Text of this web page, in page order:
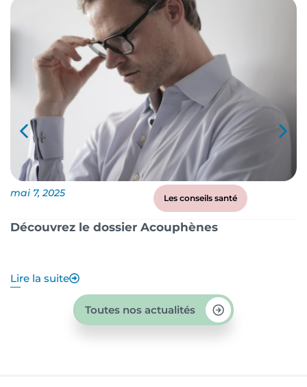
mai 7, 2025 Les conseils santé
Découvrez le dossier Acouphènes
Lire la suite
Toutes nos actualités